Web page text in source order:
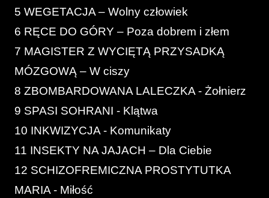
5 WEGETACJA – Wolny człowiek
6 RĘCE DO GÓRY – Poza dobrem i złem
7 MAGISTER Z WYCIĘTĄ PRZYSADKĄ
MÓZGOWĄ – W ciszy
8 ZBOMBARDOWANA LALECZKA - Żołnierz
9 SPASI SOHRANI - Klątwa
10 INKWIZYCJA - Komunikaty
11 INSEKTY NA JAJACH – Dla Ciebie
12 SCHIZOFREMICZNA PROSTYTUTKA
MARIA - Miłość